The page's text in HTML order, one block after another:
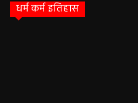
धर्म कर्म इतिहास